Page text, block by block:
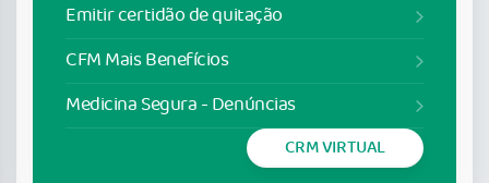
Emitir certidão de quitação
CFM Mais Benefícios
Medicina Segura - Denúncias
CRM VIRTUAL